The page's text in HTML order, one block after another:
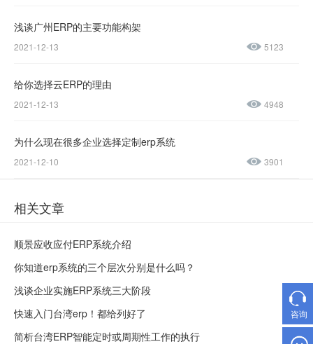
浅谈广州ERP的主要功能构架
2021-12-13 5123
给你选择云ERP的理由
2021-12-13 4948
为什么现在很多企业选择定制erp系统
2021-12-10 3901
相关文章
顺景应收应付ERP系统介绍
你知道erp系统的三个层次分别是什么吗？
浅谈企业实施ERP系统三大阶段
快速入门台湾erp！都给列好了
简析台湾ERP智能定时或周期性工作的执行
售后服务热线：
咨询